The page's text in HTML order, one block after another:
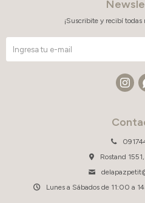
Rostand
Lunes a Sábados de 11:00 a
¡Suscribite y recibí todas
